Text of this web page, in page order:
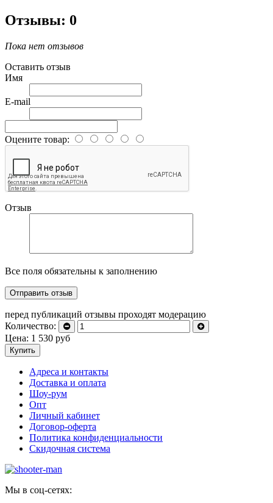
Отзывы: 0
Пока нет отзывов
Оставить отзыв
Имя
E-mail
Оцените товар:
Отзыв
Все поля обязательны к заполнению
перед публикаций отзывы проходят модерацию
Количество:
Цена: 1 530 руб
Купить
Адреса и контакты
Доставка и оплата
Шоу-рум
Опт
Личный кабинет
Договор-оферта
Политика конфиденциальности
Скидочная система
Мы в соц-сетях: